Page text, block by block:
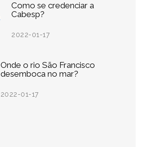
Como se credenciar a
Cabesp?
2022-01-17
Onde o rio São Francisco
desemboca no mar?
2022-01-17